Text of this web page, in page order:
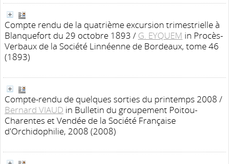
Compte rendu de la quatrième excursion trimestrielle à
Blanquefort du 29 octobre 1893 / G. EYQUEM in Procès-
Verbaux de la Société Linnéenne de Bordeaux, tome 46
(1893)
Compte-rendu de quelques sorties du printemps 2008 /
Bernard VIAUD in Bulletin du groupement Poitou-
Charentes et Vendée de la Société Française
d'Orchidophilie, 2008 (2008)